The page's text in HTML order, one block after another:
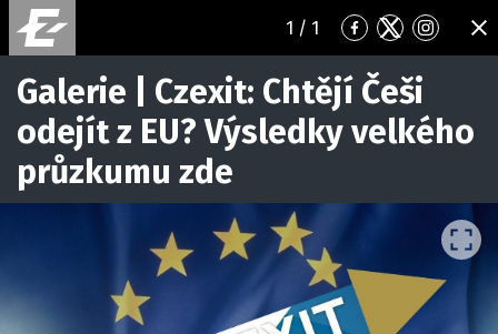
1 / 1
Přejít
na
Facebook
Přejít
na
Twitter
Přejít
na
Galerie | Czexit: Chtějí Češi
odejít z EU? Výsledky velkého
průzkumu zde